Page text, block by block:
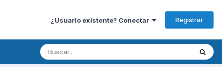
¿Usuario existente? Conectar Registrar